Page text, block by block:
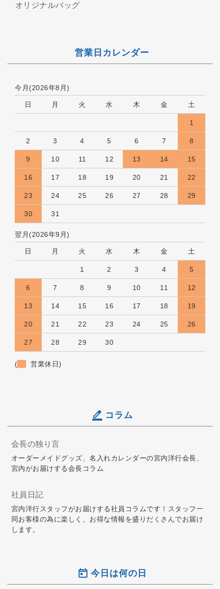
オリジナルバッグ
営業日カレンダー
今月(2026年8月)
日 月 火 水 木 金 土
1
2 3 4 5 6 7 8
9 10 11 12 13 14 15
16 17 18 19 20 21 22
23 24 25 26 27 28 29
30 31
翌月(2026年9月)
日 月 火 水 木 金 土
1 2 3 4 5
6 7 8 9 10 11 12
13 14 15 16 17 18 19
20 21 22 23 24 25 26
27 28 29 30
( 営業休日)
コラム
会長の独り言
オーダーメイドグッズ、名入れカレンダーの宮内洋行会長、
宮内がお届けする会長コラム
社員日記
宮内洋行スタッフがお届けする社員コラムです！スタッフ一
同お客様の為に楽しく、お得な情報を盛りだくさんでお届け
します。
今日は何の日